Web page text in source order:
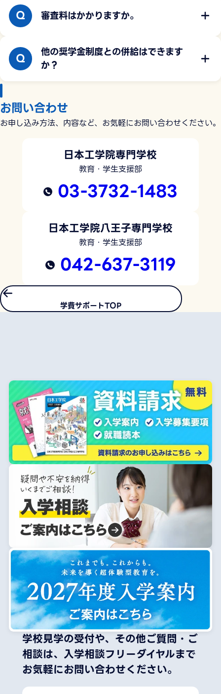
審査料はかかりますか。
他の奨学金制度との併給はできます
か？
お問い合わせ
お申し込み方法、内容など、お気軽にお問い合わせください。
日本工学院専門学校
教育・学生支援部
03-3732-1483
日本工学院八王子専門学校
教育・学生支援部
042-637-3119
学費サポートTOP
学校見学の受付や、その他ご質問・ご
相談は、 入学相談フリーダイヤルまで
お気軽にお問い合わせください。